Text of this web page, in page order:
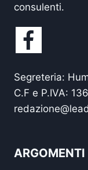
consulenti.
Segreteria:
C.F e P.IVA:
ARGOMENTI